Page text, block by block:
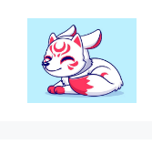
contenu